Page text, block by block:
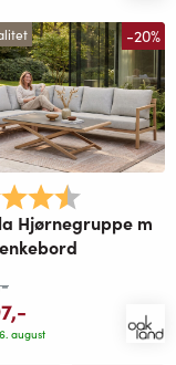
-20%
Hjørnegruppe m
,-
august